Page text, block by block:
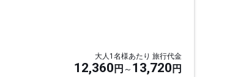
大人1名様あたり 旅行代金
12,360 円 13,720 円